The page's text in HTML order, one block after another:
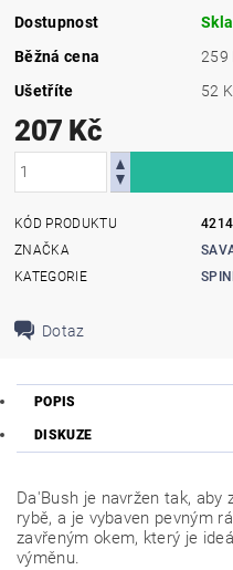
Dostupnost
Běžná cena
259
Ušetříte
52
207 Kč
KÓD PRODUKTU
ZNAČKA
KATEGORIE
Dotaz
POPIS
DISKUZE
Da'Bush je navržen tak, aby
rybě, a je vybaven pevným
zavřeným okem, který je
výměnu.